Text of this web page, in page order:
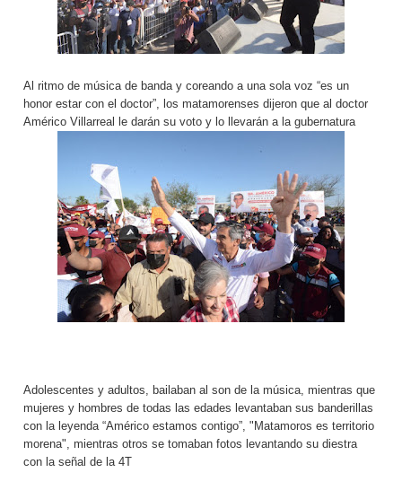
Al ritmo de música de banda y coreando a una sola voz “es un
honor estar con el doctor”, los matamorenses dijeron que al doctor
Américo Villarreal le darán su voto y lo llevarán a la gubernatura
Adolescentes y adultos, bailaban al son de la música, mientras que
mujeres y hombres de todas las edades levantaban sus banderillas
con la leyenda “Américo estamos contigo”, "Matamoros es territorio
morena", mientras otros se tomaban fotos levantando su diestra
con la señal de la 4T